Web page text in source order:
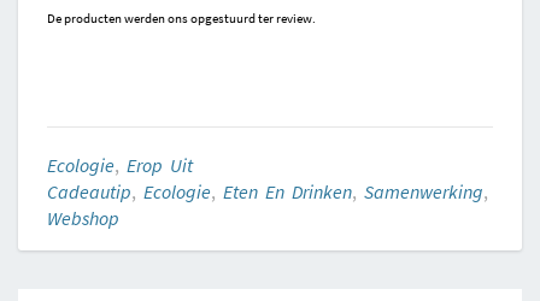
De producten werden ons opgestuurd ter review.
Ecologie, Erop Uit
Cadeautip, Ecologie, Eten En Drinken, Samenwerking,
Webshop